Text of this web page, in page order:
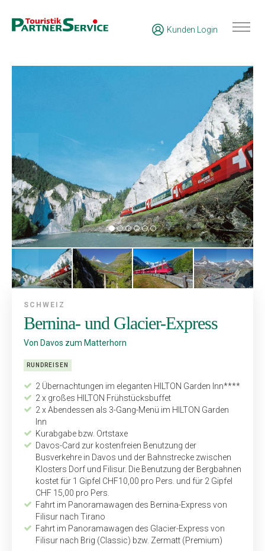
Kunden Login
SCHWEIZ
Bernina- und Glacier-Express
Von Davos zum Matterhorn
RUNDREISEN
2 Übernachtungen im eleganten HILTON Garden Inn****
2 x großes HILTON Frühstücksbuffet
2 x Abendessen als 3-Gang-Menü im HILTON Garden
Inn
Kurabgabe bzw. Ortstaxe
Davos-Card zur kostenfreien Benutzung der
Busverkehre in Davos und der Bahnstrecke zwischen
Klosters Dorf und Filisur. Die Benutzung der Bergbahnen
kostet für 1 Gipfel CHF10,00 pro Pers. und für 2 Gipfel
CHF 15,00 pro Pers.
Fahrt im Panoramawagen des Bernina-Express von
Filisur nach Tirano
Fahrt im Panoramawagen des Glacier-Express von
Filisur nach Brig (Classic) bzw. Zermatt (Premium)